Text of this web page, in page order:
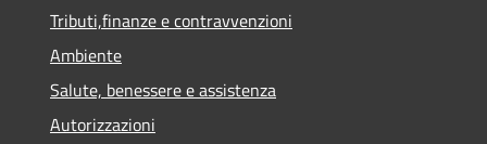
Tributi,finanze e contravvenzioni
Ambiente
Salute, benessere e assistenza
Autorizzazioni